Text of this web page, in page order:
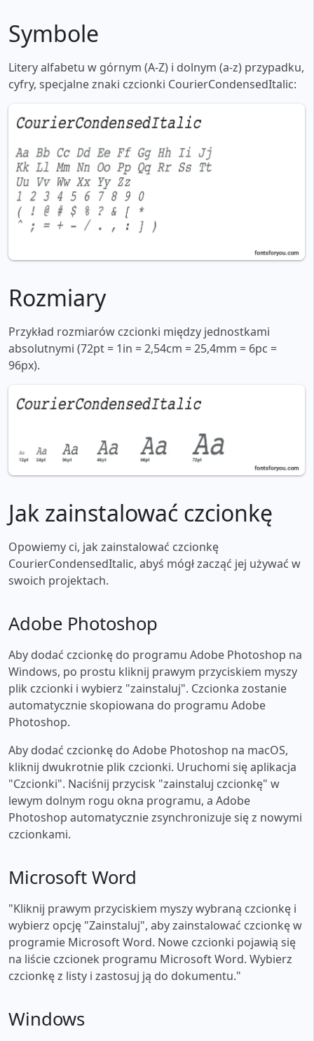
Symbole
Litery alfabetu w górnym (A-Z) i dolnym (a-z) przypadku,
cyfry, specjalne znaki czcionki CourierCondensedItalic:
Rozmiary
Przykład rozmiarów czcionki między jednostkami
absolutnymi (72pt = 1in = 2,54cm = 25,4mm = 6pc =
96px).
Jak zainstalować czcionkę
Opowiemy ci, jak zainstalować czcionkę
CourierCondensedItalic, abyś mógł zacząć jej używać w
swoich projektach.
Adobe Photoshop
Aby dodać czcionkę do programu Adobe Photoshop na
Windows, po prostu kliknij prawym przyciskiem myszy
plik czcionki i wybierz "zainstaluj". Czcionka zostanie
automatycznie skopiowana do programu Adobe
Photoshop.
Aby dodać czcionkę do Adobe Photoshop na macOS,
kliknij dwukrotnie plik czcionki. Uruchomi się aplikacja
"Czcionki". Naciśnij przycisk "zainstaluj czcionkę" w
lewym dolnym rogu okna programu, a Adobe
Photoshop automatycznie zsynchronizuje się z nowymi
czcionkami.
Microsoft Word
"Kliknij prawym przyciskiem myszy wybraną czcionkę i
wybierz opcję "Zainstaluj", aby zainstalować czcionkę w
programie Microsoft Word. Nowe czcionki pojawią się
na liście czcionek programu Microsoft Word. Wybierz
czcionkę z listy i zastosuj ją do dokumentu."
Windows